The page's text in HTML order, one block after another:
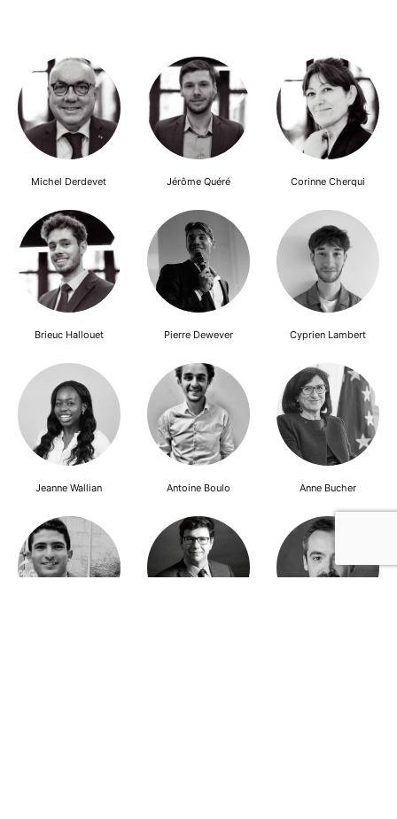
Michel Derdevet Jérôme Quéré Corinne Cherqui
Brieuc Hallouet Pierre Dewever Cyprien Lambert
Jeanne Wallian Antoine Boulo Anne Bucher